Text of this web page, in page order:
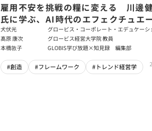
雇用不安を挑戦の糧に変える 川邊
氏に学ぶ、AI時代のエフェクチュエ
ン
犬伏光
グロービス・コーポレート・エデュケーシ
ポレート・ソリューション・チーム コンサ
髙原 康次
グロービス経営大学院 教員
本橋敦子
GLOBIS学び放題×知見録 編集部
#創造 #フレームワーク #トレンド経営学